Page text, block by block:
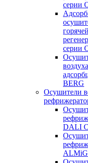
серии
горячей
серии
воздуха
BERG
Осушители
DALI
ALMiG